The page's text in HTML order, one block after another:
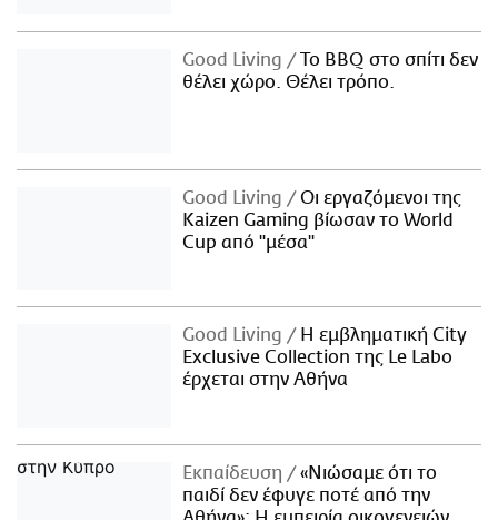
Good Living
Το BBQ στο σπίτι δεν
θέλει χώρο. Θέλει τρόπο.
Good Living
Οι εργαζόμενοι της
Kaizen Gaming βίωσαν το World
Cup από "μέσα"
Good Living
Η εμβληματική City
Exclusive Collection της Le Labo
έρχεται στην Αθήνα
Εκπαίδευση
«Νιώσαμε ότι το
παιδί δεν έφυγε ποτέ από την